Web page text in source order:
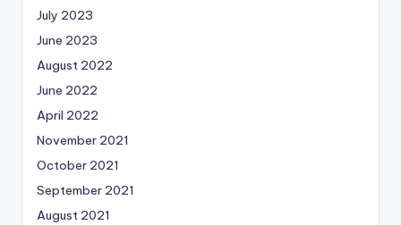
July 2023
June 2023
August 2022
June 2022
April 2022
November 2021
October 2021
September 2021
August 2021